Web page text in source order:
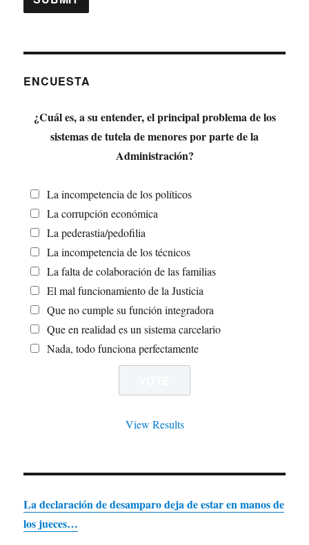
ENCUESTA
¿Cuál es, a su entender, el principal problema de los
sistemas de tutela de menores por parte de la
Administración?
La incompetencia de los políticos
La corrupción económica
La pederastia/pedofilia
La incompetencia de los técnicos
La falta de colaboración de las familias
El mal funcionamiento de la Justicia
Que no cumple su función integradora
Que en realidad es un sistema carcelario
Nada, todo funciona perfectamente
View Results
La declaración de desamparo deja de estar en manos de
los jueces…